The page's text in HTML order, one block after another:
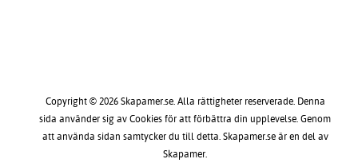
Copyright © 2026 Skapamer.se. Alla rättigheter reserverade. Denna
sida använder sig av Cookies för att förbättra din upplevelse. Genom
att använda sidan samtycker du till detta. Skapamer.se är en del av
Skapamer.